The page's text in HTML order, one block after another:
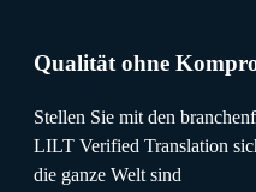
Qualität ohne
Stellen Sie mit den
LILT Verified Translation
die ganze Welt sind